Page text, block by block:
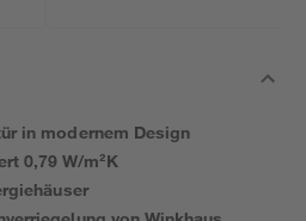
in modernem Design
0,79 W/m²K